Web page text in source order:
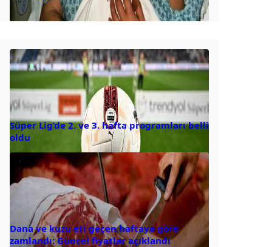
Süper Lig’de 2. ve 3. hafta programları belli
oldu
Dana ve kuzu eti geçen haftaya göre
zamlandı: Güncel fiyatlar açıklandı